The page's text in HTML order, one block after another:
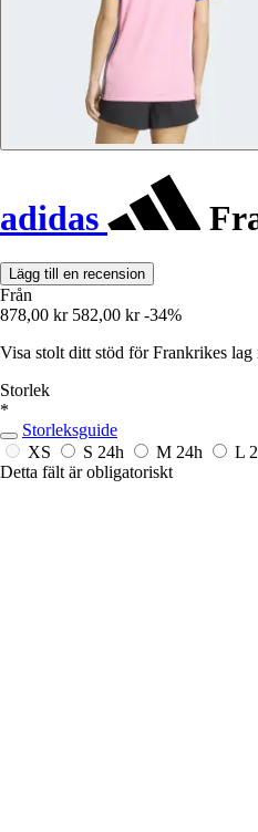
adidas
Lägg till en recension
Från
878,00 kr 582,00 kr -34%
Visa stolt ditt stöd för Frankrikes lag
Storlek
*
Storleksguide
XS
S 24h M 24h L
Detta fält är obligatoriskt